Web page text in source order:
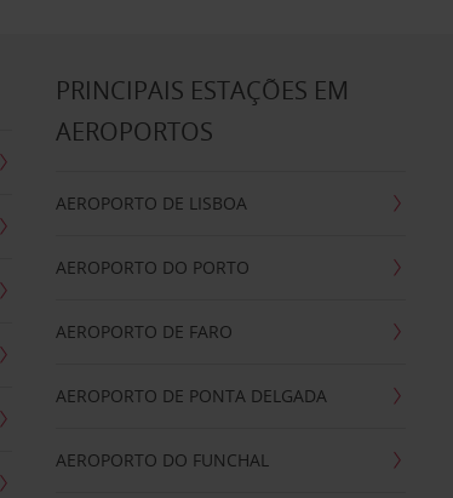
PRINCIPAIS ESTAÇÕES EM
AEROPORTOS
AEROPORTO DE LISBOA
AEROPORTO DO PORTO
AEROPORTO DE FARO
AEROPORTO DE PONTA DELGADA
AEROPORTO DO FUNCHAL